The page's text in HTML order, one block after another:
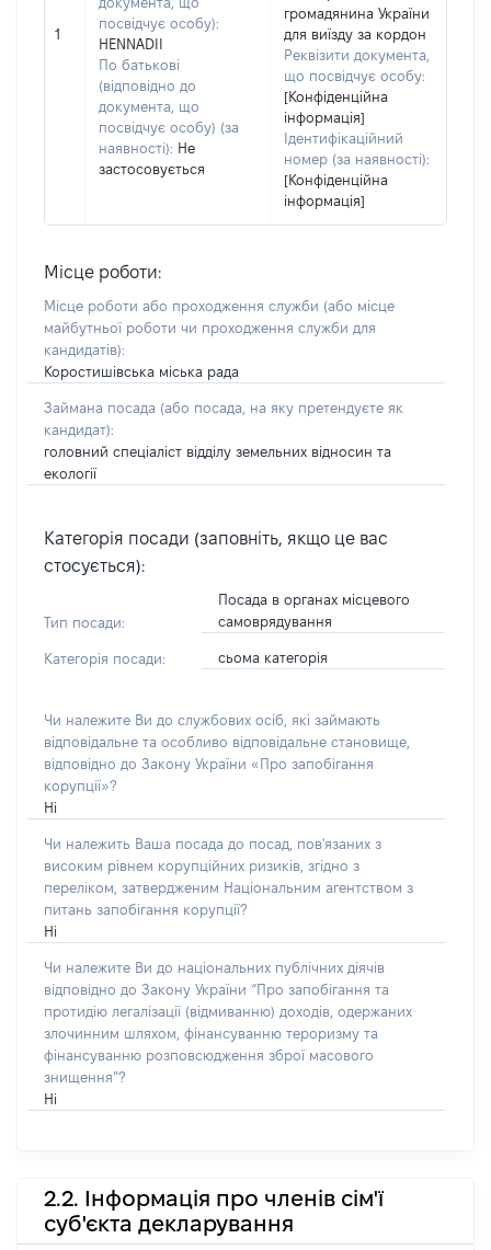
1
посвідчує особу):
HENNADII
По батькові
(відповідно до
документа, що
посвідчує особу) (за
наявності): Не
застосовується
громадянина України
для виїзду за кордон
Реквізити документа,
що посвідчує особу:
[Конфіденційна
інформація]
Ідентифікаційний
номер (за наявності):
[Конфіденційна
інформація]
Місце роботи:
Місце роботи або проходження служби (або місце
майбутньої роботи чи проходження служби для
кандидатів):
Коростишівська міська рада
Займана посада (або посада, на яку претендуєте як
кандидат):
головний спеціаліст відділу земельних відносин та
екології
Категорія посади (заповніть, якщо це вас
стосується):
Тип посади:
Посада в органах місцевого
самоврядування
Категорія посади: сьома категорія
Чи належите Ви до службових осіб, які займають
відповідальне та особливо відповідальне становище,
відповідно до Закону України «Про запобігання
корупції»?
Ні
Чи належить Ваша посада до посад, пов'язаних з
високим рівнем корупційних ризиків, згідно з
переліком, затвердженим Національним агентством з
питань запобігання корупції?
Ні
Чи належите Ви до національних публічних діячів
відповідно до Закону України “Про запобігання та
протидію легалізації (відмиванню) доходів, одержаних
злочинним шляхом, фінансуванню тероризму та
фінансуванню розповсюдження зброї масового
знищення”?
Ні
2.2. Інформація про членів сім'ї
суб'єкта декларування